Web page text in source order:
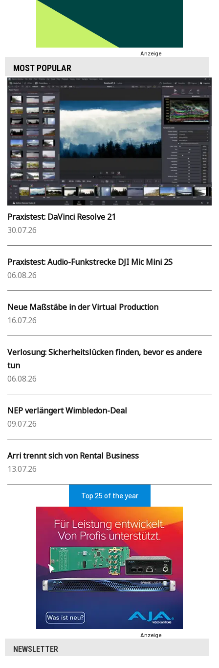
Anzeige
MOST POPULAR
Praxistest: DaVinci Resolve 21
30.07.26
Praxistest: Audio-Funkstrecke DJI Mic Mini 2S
06.08.26
Neue Maßstäbe in der Virtual Production
16.07.26
Verlosung: Sicherheitslücken finden, bevor es andere
tun
06.08.26
NEP verlängert Wimbledon-Deal
09.07.26
Arri trennt sich von Rental Business
13.07.26
Top 25 of the year
Anzeige
NEWSLETTER